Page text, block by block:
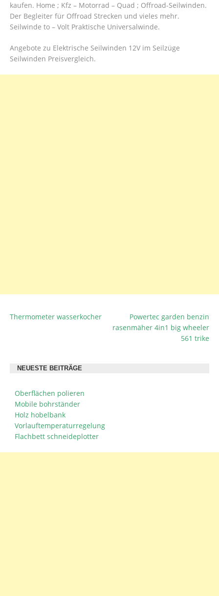
kaufen. Home ; Kfz – Motorrad – Quad ; Offroad-Seilwinden.
Der Begleiter für Offroad Strecken und vieles mehr.
Seilwinde to – Volt Praktische Universalwinde.
Angebote zu Elektrische Seilwinden 12V im Seilzüge
Seilwinden Preisvergleich.
BEITRAGSNAVIGATION
Thermometer wasserkocher
Powertec garden benzin
rasenmäher 4in1 big wheeler
561 trike
NEUESTE BEITRÄGE
Oberflächen polieren
Mobile bohrständer
Holz hobelbank
Vorlauftemperaturregelung
Flachbett schneideplotter